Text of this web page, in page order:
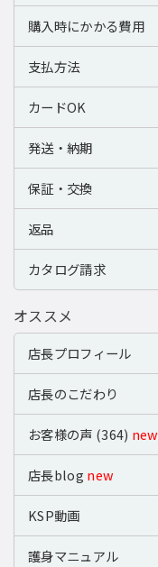
購入時にかかる費用
支払方法
カードOK
発送・納期
保証・交換
返品
カタログ請求
オススメ
店長プロフィール
店長のこだわり
お客様の声 (364) new
店長blog new
KSP動画
護身マニュアル